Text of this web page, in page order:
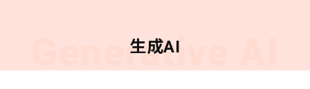
Generative AI
生成AI